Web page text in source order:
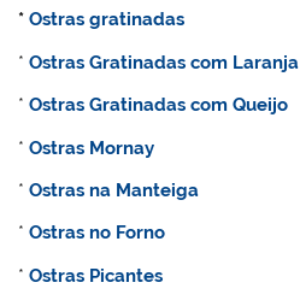
*Ostras gratinadas
*Ostras Gratinadas com Laranja
*Ostras Gratinadas com Queijo
*Ostras Mornay
*Ostras na Manteiga
*Ostras no Forno
*Ostras Picantes